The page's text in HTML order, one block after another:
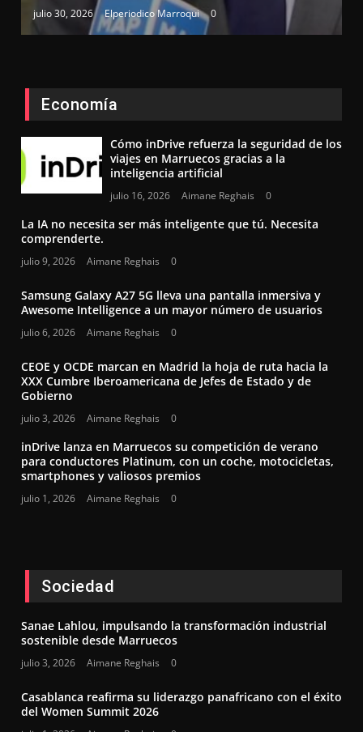
julio 30, 2026 Elperiodico Marroqui 0
Economía
Cómo inDrive refuerza la seguridad de los
viajes en Marruecos gracias a la
inteligencia artificial
julio 16, 2026 Aimane Reghais 0
La IA no necesita ser más inteligente que tú. Necesita
comprenderte.
julio 9, 2026 Aimane Reghais 0
Samsung Galaxy A27 5G lleva una pantalla inmersiva y
Awesome Intelligence a un mayor número de usuarios
julio 6, 2026 Aimane Reghais 0
CEOE y OCDE marcan en Madrid la hoja de ruta hacia la
XXX Cumbre Iberoamericana de Jefes de Estado y de
Gobierno
julio 3, 2026 Aimane Reghais 0
inDrive lanza en Marruecos su competición de verano
para conductores Platinum, con un coche, motocicletas,
smartphones y valiosos premios
julio 1, 2026 Aimane Reghais 0
Sociedad
Sanae Lahlou, impulsando la transformación industrial
sostenible desde Marruecos
julio 3, 2026 Aimane Reghais 0
Casablanca reafirma su liderazgo panafricano con el éxito
del Women Summit 2026